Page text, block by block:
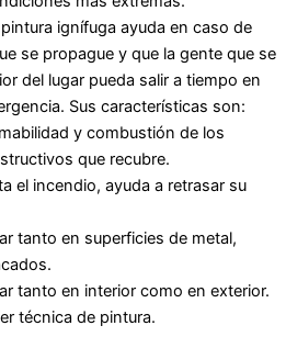
ignífuga ayuda en caso de
se propague y que la gente que se
del lugar pueda salir a tiempo en
Sus características son:
y combustión de los
que recubre.
el incendio, ayuda a retrasar su
tanto en superficies de metal,
tanto en interior como en exterior.
técnica de pintura.